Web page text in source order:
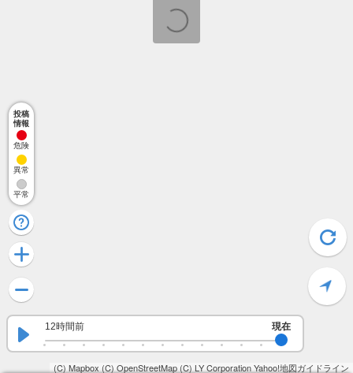
(C) Mapbox (C) OpenStreetMap(C) LY CorporationYahoo!地図ガイドライン
12時間前 現在
投稿
情報
危険
異常
平常